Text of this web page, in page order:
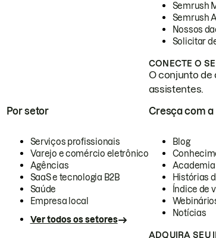
Semrush
Semrush
Nossos
Solicitar
CONECTE O
O conjunto de
assistentes.
Por setor
Serviços profissionais
Varejo e comércio eletrônico
Agências
SaaS e tecnologia B2B
Saúde
Empresa local
Ver todos os setores
Cresça com a
Blog
Academia
Histórias
Índice de
Notícias
ADQUIRA SEU